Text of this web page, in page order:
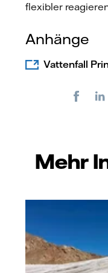
flexibler
Anhänge
Vattenfall
Mehr